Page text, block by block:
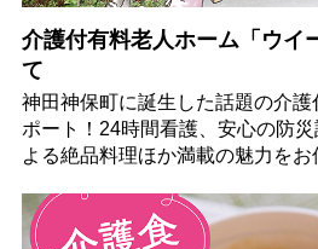
介護付有料老人ホーム「ウイ
て
神田神保町に誕生した話題の介
ポート！24時間看護、安心の防
よる絶品料理ほか満載の魅力をお